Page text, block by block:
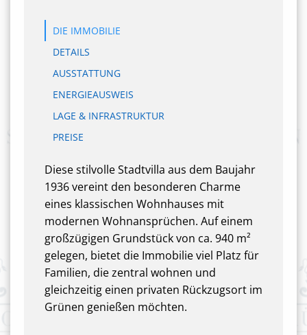
DIE IMMOBILIE
DETAILS
AUSSTATTUNG
ENERGIEAUSWEIS
LAGE & INFRASTRUKTUR
PREISE
Diese stilvolle Stadtvilla aus dem Baujahr
1936 vereint den besonderen Charme
eines klassischen Wohnhauses mit
modernen Wohnansprüchen. Auf einem
großzügigen Grundstück von ca. 940 m²
gelegen, bietet die Immobilie viel Platz für
Familien, die zentral wohnen und
gleichzeitig einen privaten Rückzugsort im
Grünen genießen möchten.